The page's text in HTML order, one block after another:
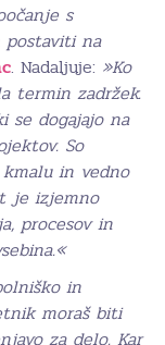
s
na
. Nadaljuje: »Ko
termin zadržek.
se dogajajo na
So
in vedno
je izjemno
procesov in
in
moraš biti
za delo. Kar